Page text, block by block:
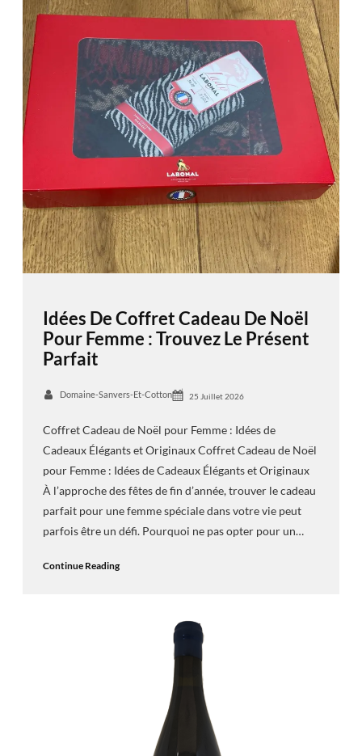
Idées De Coffret Cadeau De Noël
Pour Femme : Trouvez Le Présent
Parfait
Domaine-Sanvers-Et-Cotton 25 Juillet 2026
Coffret Cadeau de Noël pour Femme : Idées de
Cadeaux Élégants et Originaux Coffret Cadeau de Noël
pour Femme : Idées de Cadeaux Élégants et Originaux
À l’approche des fêtes de fin d’année, trouver le cadeau
parfait pour une femme spéciale dans votre vie peut
parfois être un défi. Pourquoi ne pas opter pour un…
Continue Reading